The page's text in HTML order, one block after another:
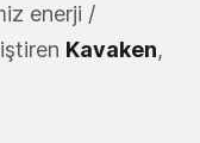
enerji /
Kavaken,